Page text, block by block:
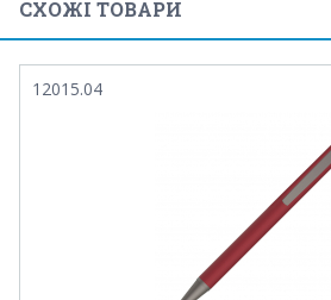
СХОЖІ ТОВАРИ
12015.04